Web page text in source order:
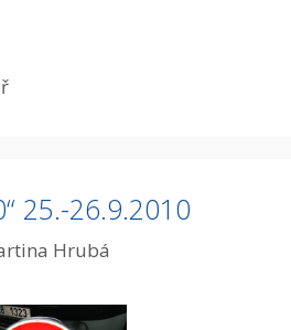
25.-26.9.2010
Hrubá